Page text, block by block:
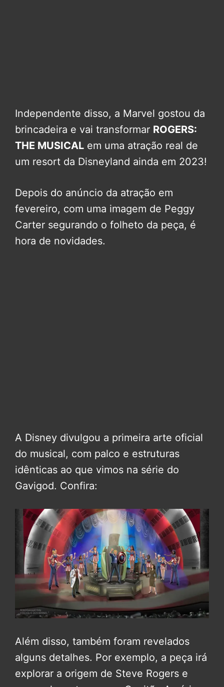
Independente disso, a Marvel gostou da
brincadeira e vai transformar ROGERS:
THE MUSICAL em uma atração real de
um resort da Disneyland ainda em 2023!
Depois do anúncio da atração em
fevereiro, com uma imagem de Peggy
Carter segurando o folheto da peça, é
hora de novidades.
A Disney divulgou a primeira arte oficial
do musical, com palco e estruturas
idênticas ao que vimos na série do
Gavigod. Confira:
Além disso, também foram revelados
alguns detalhes. Por exemplo, a peça irá
explorar a origem de Steve Rogers e